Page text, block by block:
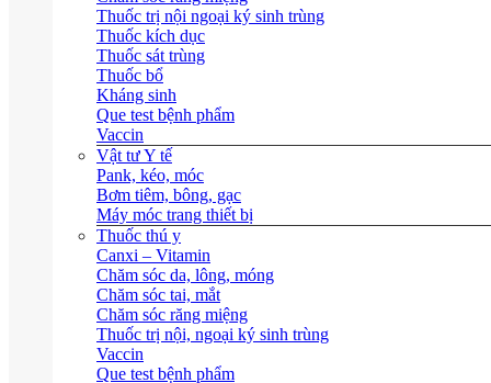
Thuốc trị nội ngoại ký sinh trùng
Thuốc kích dục
Thuốc sát trùng
Thuốc bổ
Kháng sinh
Que test bệnh phẩm
Vaccin
Vật tư Y tế
Pank, kéo, móc
Bơm tiêm, bông, gạc
Máy móc trang thiết bị
Thuốc thú y
Canxi – Vitamin
Chăm sóc da, lông, móng
Chăm sóc tai, mắt
Chăm sóc răng miệng
Thuốc trị nội, ngoại ký sinh trùng
Vaccin
Que test bệnh phẩm